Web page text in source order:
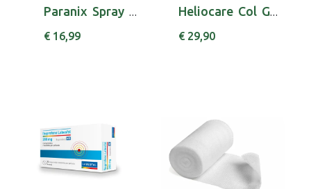
Paranix Spray Piolhos/Lêndeas 100 ml + Pente
€ 16,99
Heliocare Col Gel Oil-Free SPF50+ Bronze Inte...
€ 29,90